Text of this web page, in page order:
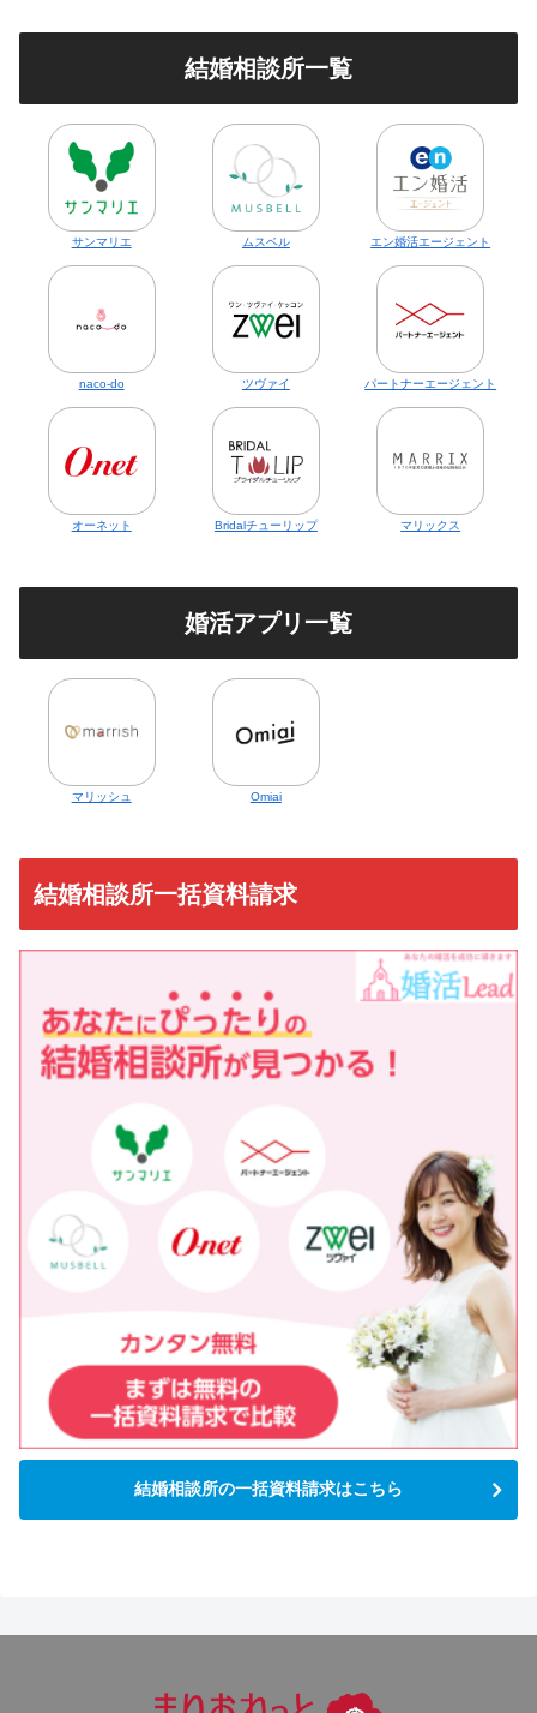
結婚相談所一覧
サンマリエ ムスベル エン婚活エージェント
naco-do ツヴァイ パートナーエージェント
オーネット Bridalチューリップ マリックス
婚活アプリ一覧
マリッシュ Omiai
結婚相談所一括資料請求
結婚相談所の一括資料請求はこちら